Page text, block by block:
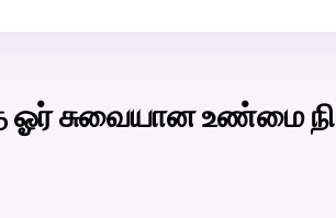
ஓர் சுவையான உண்மை நி